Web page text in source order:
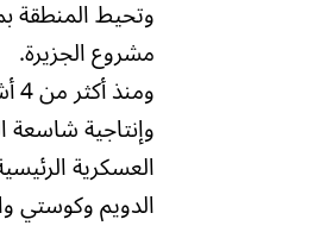
وتحيط المنطقة
مشروع الجزيرة.
وإنتاجية
العسكرية
الدويم وكوستي